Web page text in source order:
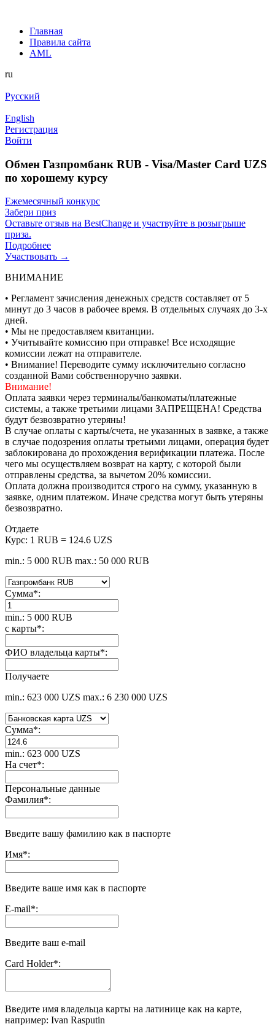
Главная
Правила сайта
AML
ru
Русский
English
Регистрация
Войти
Обмен Газпромбанк RUB - Visa/Master Card UZS
по хорошему курсу
Ежемесячный конкурс
Забери приз
Оставьте отзыв на BestChange и участвуйте в розыгрыше
приза.
Подробнее
Участвовать →
ВНИМАНИЕ
• Регламент зачисления денежных средств составляет от 5
минут до 3 часов в рабочее время. В отдельных случаях до 3-х
дней.
• Мы не предоставляем квитанции.
• Учитывайте комиссию при отправке! Все исходящие
комиссии лежат на отправителе.
• Внимание! Переводите сумму исключительно согласно
созданной Вами собственноручно заявки.
Внимание!
Оплата заявки через терминалы/банкоматы/платежные
системы, а также третьими лицами ЗАПРЕЩЕНА! Средства
будут безвозвратно утеряны!
В случае оплаты с карты/счета, не указанных в заявке, а также
в случае подозрения оплаты третьими лицами, операция будет
заблокирована до прохождения верификации платежа. После
чего мы осуществляем возврат на карту, с которой были
отправлены средства, за вычетом 20% комиссии.
Оплата должна производится строго на сумму, указанную в
заявке, одним платежом. Иначе средства могут быть утеряны
безвозвратно.
Отдаете
Курс: 1 RUB = 124.6 UZS
min.: 5 000 RUB max.: 50 000 RUB
Сумма*:
min.: 5 000 RUB
с карты*:
ФИО владельца карты*:
Получаете
min.: 623 000 UZS max.: 6 230 000 UZS
Сумма*:
min.: 623 000 UZS
На счет*:
Персональные данные
Фамилия*:
Введите вашу фамилию как в паспорте
Имя*:
Введите ваше имя как в паспорте
E-mail*:
Введите ваш e-mail
Сard Holder*:
Введите имя владельца карты на латинице как на карте,
например: Ivan Rasputin